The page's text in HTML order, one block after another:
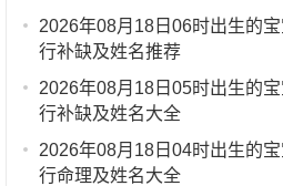
2026年08月18日06时出生的宝
行补缺及姓名推荐
2026年08月18日05时出生的宝
行补缺及姓名大全
2026年08月18日04时出生的宝
行命理及姓名大全